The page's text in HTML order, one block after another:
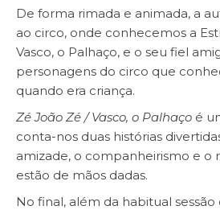
De forma rimada e animada, a
ao circo, onde conhecemos a
Vasco, o Palhaço, e o seu fiel
personagens do circo que
quando era criança.
Zé João Zé / Vasco, o Palhaço é
conta-nos duas histórias
amizade, o companheirismo e o
estão de mãos dadas.
No final, além da habitual sessão